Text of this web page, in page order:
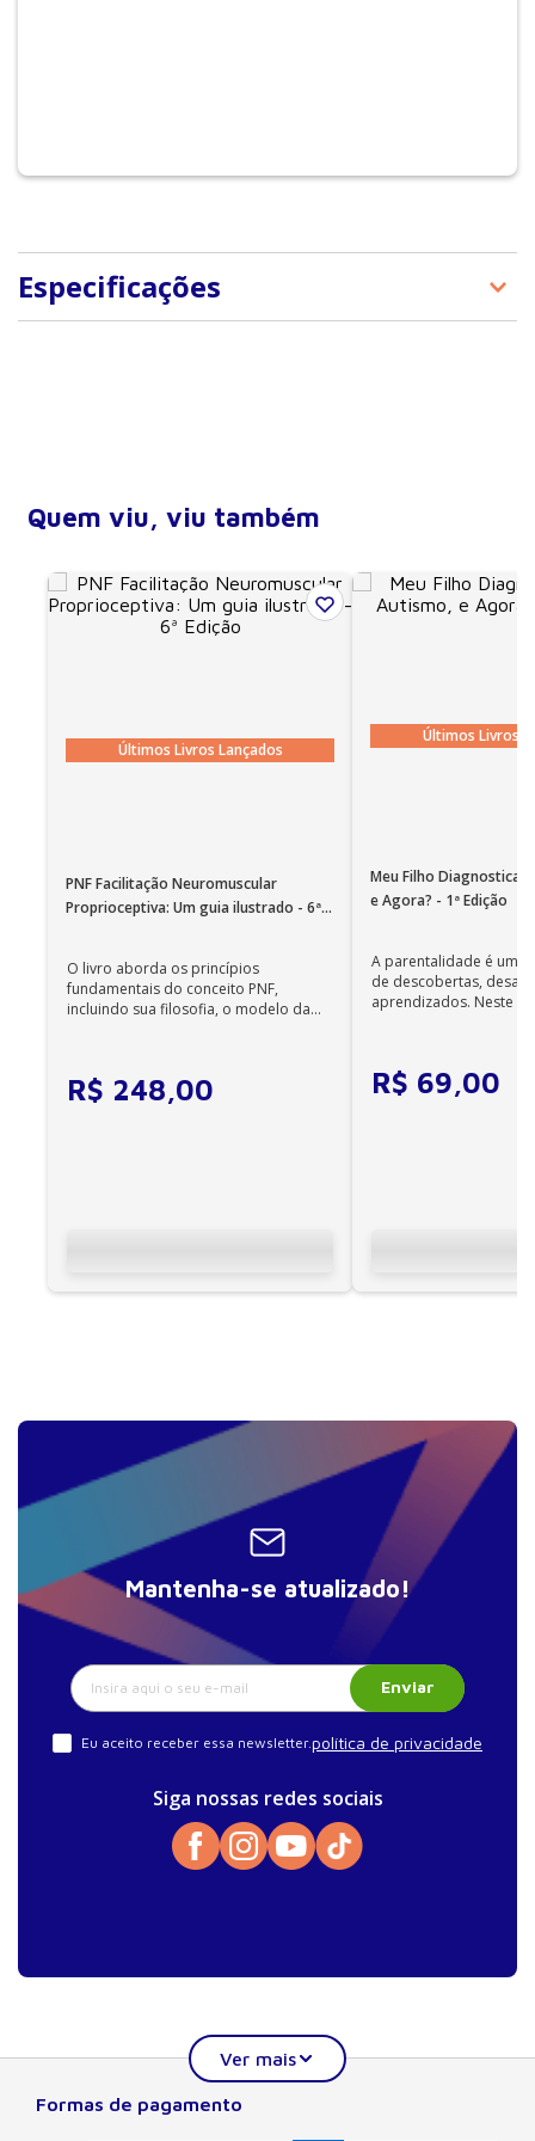
Especificações
Número de páginas
418
Encadernação
Ano de publicação
2007
Quem viu, viu também
Últimos Livros Lançados
PNF Facilitação Neuromuscular
Proprioceptiva: Um guia ilustrado - 6ª
O livro aborda os princípios
fundamentais do conceito PNF,
incluindo sua filosofia, o modelo da
R$ 248,00
Últimos Livros
Meu Filho
e Agora? - 1ª Edição
A parentalidade é uma
de descobertas,
aprendizados. Neste
R$ 69,00
Mantenha-se atualizado!
Enviar
Eu aceito receber essa newsletter. política de privacidade
Siga nossas redes sociais
Formas de pagamento